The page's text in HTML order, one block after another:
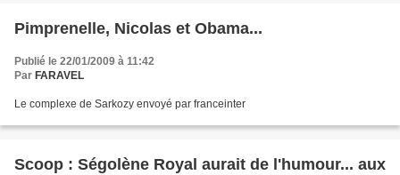
Pimprenelle, Nicolas et Obama...
Publié le 22/01/2009 à 11:42
Par FARAVEL
Le complexe de Sarkozy envoyé par franceinter
Scoop : Ségolène Royal aurait de l'humour... aux